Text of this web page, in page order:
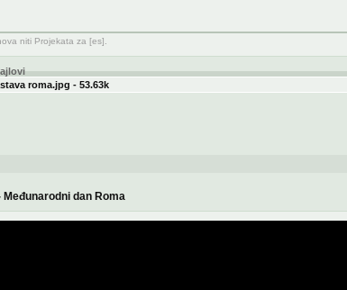
niti Projekata za [es].
roma.jpg - 53.63k
Međunarodni dan Roma